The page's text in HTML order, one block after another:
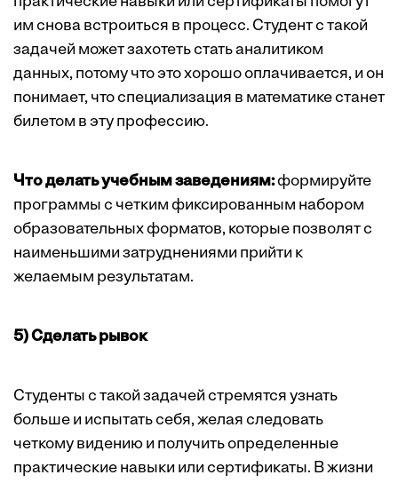
им снова встроиться в процесс. Студент с такой
задачей может захотеть стать аналитиком
данных, потому что это хорошо оплачивается, и он
понимает, что специализация в математике станет
билетом в эту профессию.
Что делать учебным заведениям:формируйте
программы с четким фиксированным набором
образовательных форматов, которые позволят с
наименьшими затруднениями прийти к
желаемым результатам.
5) Сделать рывок
Студенты с такой задачей стремятся узнать
больше и испытать себя, желая следовать
четкому видению и получить определенные
практические навыки или сертификаты. В жизни